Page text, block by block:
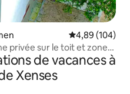
Évaluation
4,89 (104)
privée sur le toit et zone
de vacances à
Xenses